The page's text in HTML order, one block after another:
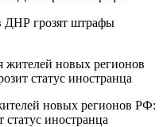
ДНР грозят штрафы
новых регионов РФ:
иностранца